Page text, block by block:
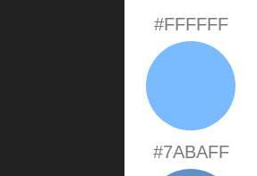
#FFFFFF
#7ABAFF